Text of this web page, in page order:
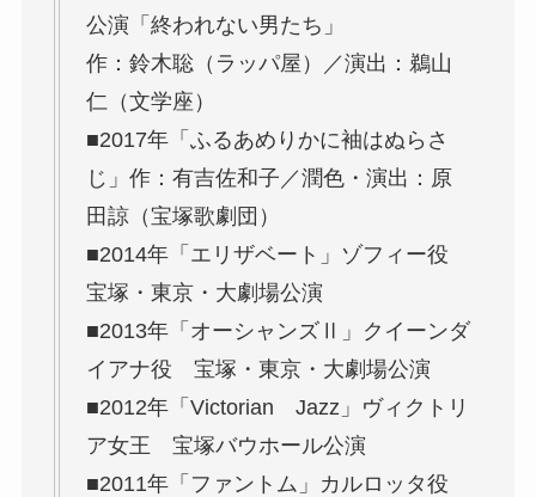
公演「終われない男たち」
作：鈴木聡（ラッパ屋）／演出：鵜山
仁（文学座）
■2017年「ふるあめりかに袖はぬらさ
じ」作：有吉佐和子／潤色・演出：原
田諒（宝塚歌劇団）
■2014年「エリザベート」ゾフィー役
宝塚・東京・大劇場公演
■2013年「オーシャンズⅡ」クイーンダ
イアナ役 宝塚・東京・大劇場公演
■2012年「Victorian Jazz」ヴィクトリ
ア女王 宝塚バウホール公演
■2011年「ファントム」カルロッタ役